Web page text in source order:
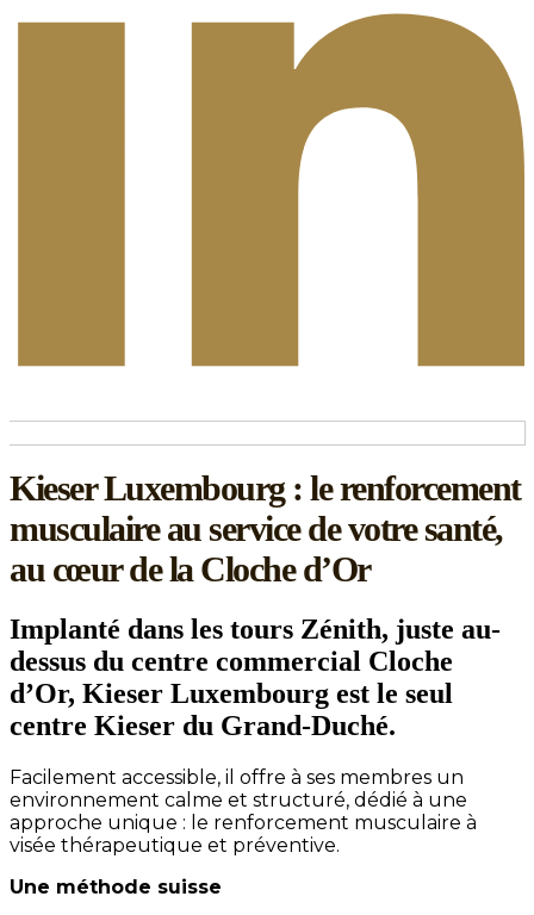
Kieser Luxembourg : le renforcement
musculaire au service de votre santé,
au cœur de la Cloche d’Or
Implanté dans les tours Zénith, juste au-
dessus du centre commercial Cloche
d’Or, Kieser Luxembourg est le seul
centre Kieser du Grand-Duché.
Facilement accessible, il offre à ses membres un
environnement calme et structuré, dédié à une
approche unique : le renforcement musculaire à
visée thérapeutique et préventive.
Une méthode suisse